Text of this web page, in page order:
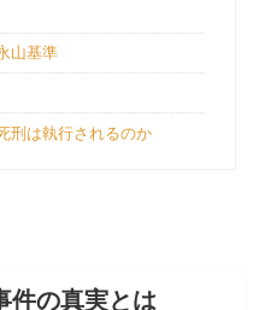
山基準
刑は執行されるのか
件の真実とは